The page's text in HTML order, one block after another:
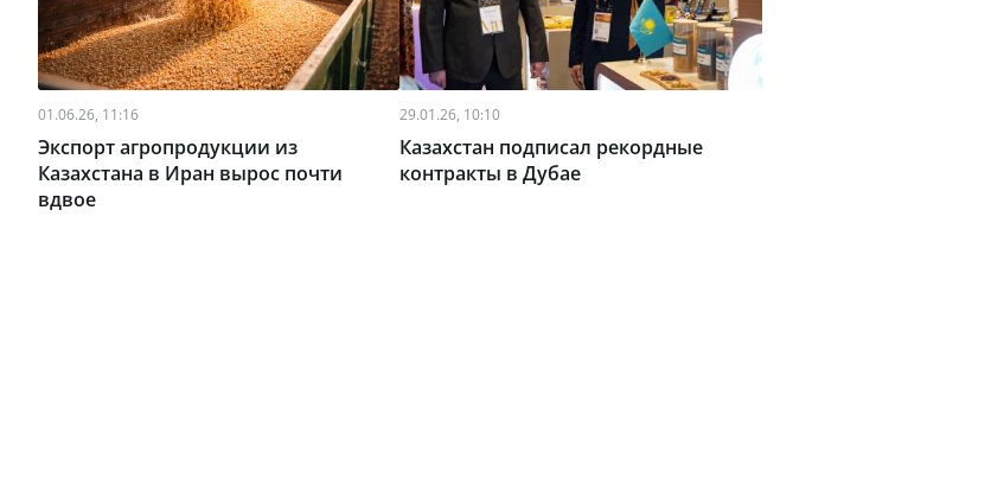
01.06.26, 11:16
Экспорт агропродукции из
Казахстана в Иран вырос почти
вдвое
29.01.26, 10:10
Казахстан подписал рекордные
контракты в Дубае